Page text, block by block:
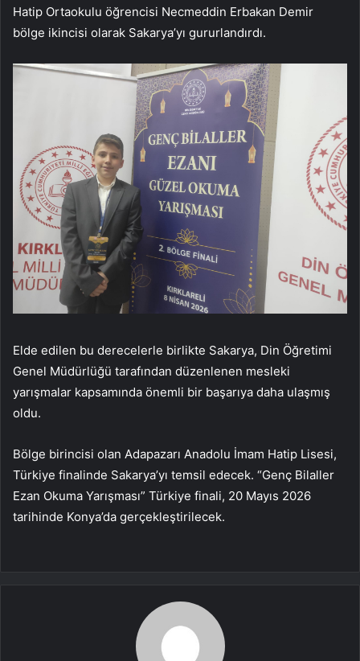
Hatip Ortaokulu öğrencisi Necmeddin Erbakan Demir
bölge ikincisi olarak Sakarya’yı gururlandırdı.
Elde edilen bu derecelerle birlikte Sakarya, Din Öğretimi
Genel Müdürlüğü tarafından düzenlenen mesleki
yarışmalar kapsamında önemli bir başarıya daha ulaşmış
oldu.
Bölge birincisi olan Adapazarı Anadolu İmam Hatip Lisesi,
Türkiye finalinde Sakarya’yı temsil edecek. “Genç Bilaller
Ezan Okuma Yarışması” Türkiye finali, 20 Mayıs 2026
tarihinde Konya’da gerçekleştirilecek.